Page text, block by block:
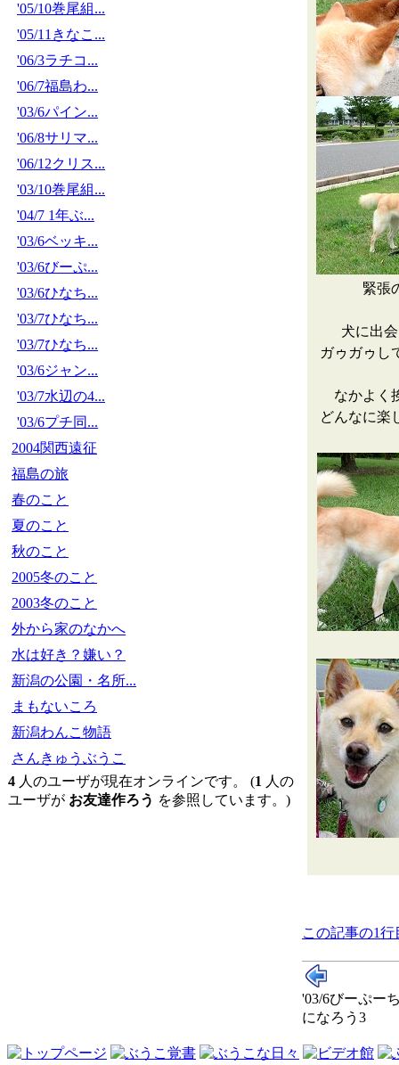
'05/10巻尾組...
'05/11きなこ...
'06/3ラチコ...
'06/7福島わ...
'03/6パイン...
'06/8サリマ...
'06/12クリス...
'03/10巻尾組...
'04/7 1年ぶ...
'03/6ベッキ...
'03/6びーぷ...
'03/6ひなち...
'03/7ひなち...
'03/7ひなち...
'03/6ジャン...
'03/7水辺の4...
'03/6プチ同...
2004関西遠征
福島の旅
春のこと
夏のこと
秋のこと
2005冬のこと
2003冬のこと
外から家のなかへ
水は好き？嫌い？
新潟の公園・名所...
まもないころ
新潟わんこ物語
さんきゅうぶうこ
4 人のユーザが現在オンラインです。 (1 人の
ユーザが お友達作ろう を参照しています。)
緊張
犬に出
ガゥガゥし
なかよく
どんなに楽
この記事の1
'03/6びーぷー
になろう3